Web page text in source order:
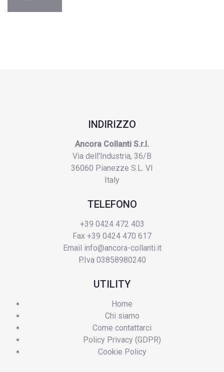
INDIRIZZO
Ancora Collanti S.r.l.
Via dell'Industria, 36/B
36060 Pianezze S.L. VI
Italy
TELEFONO
+39 0424 472 403
Fax +39 0424 470 617
Email info@ancora-collanti.it
P.Iva 03858980240
UTILITY
Home
Chi siamo
Come contattarci
Policy Privacy (GDPR)
Cookie Policy